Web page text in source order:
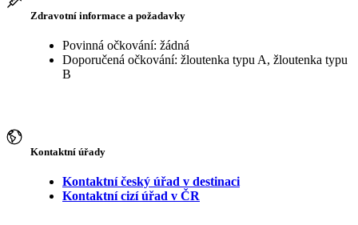
Zdravotní informace a požadavky
Povinná očkování: žádná
Doporučená očkování: žloutenka typu A, žloutenka typu
B
Kontaktní úřady
Kontaktní český úřad v destinaci
Kontaktní cizí úřad v ČR